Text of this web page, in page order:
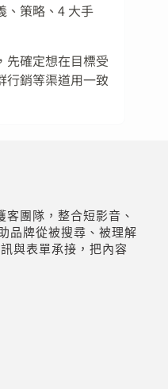
、策略、4 大手
先確定想在目標受
行銷等渠道用一致
團隊，整合短影音、
品牌從被搜尋、被理解
與表單承接，把內容